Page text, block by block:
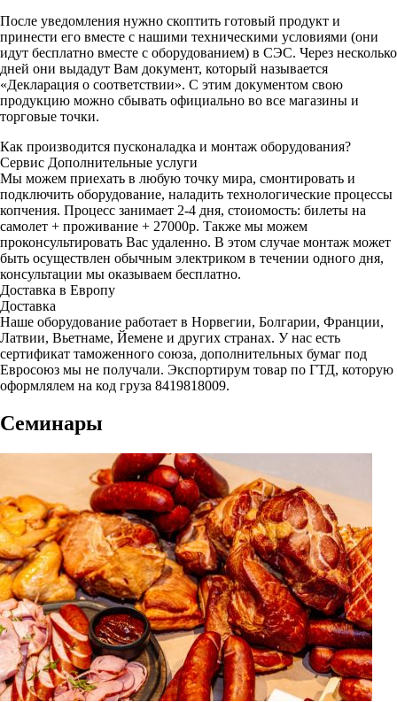
После уведомления нужно скоптить готовый продукт и
принести его вместе с нашими техническими условиями (они
идут бесплатно вместе с оборудованием) в СЭС. Через несколько
дней они выдадут Вам документ, который называется
«Декларация о соответствии». С этим документом свою
продукцию можно сбывать официально во все магазины и
торговые точки.
Как производится пусконаладка и монтаж оборудования?
Сервис Дополнительные услуги
Мы можем приехать в любую точку мира, смонтировать и
подключить оборудование, наладить технологические процессы
копчения. Процесс занимает 2-4 дня, стоиомость: билеты на
самолет + проживание + 27000р. Также мы можем
проконсультировать Вас удаленно. В этом случае монтаж может
быть осуществлен обычным электриком в течении одного дня,
консультации мы оказываем бесплатно.
Доставка в Европу
Доставка
Наше оборудование работает в Норвегии, Болгарии, Франции,
Латвии, Вьетнаме, Йемене и других странах. У нас есть
сертификат таможенного союза, дополнительных бумаг под
Евросоюз мы не получали. Экспортирум товар по ГТД, которую
оформлялем на код груза 8419818009.
Семинары